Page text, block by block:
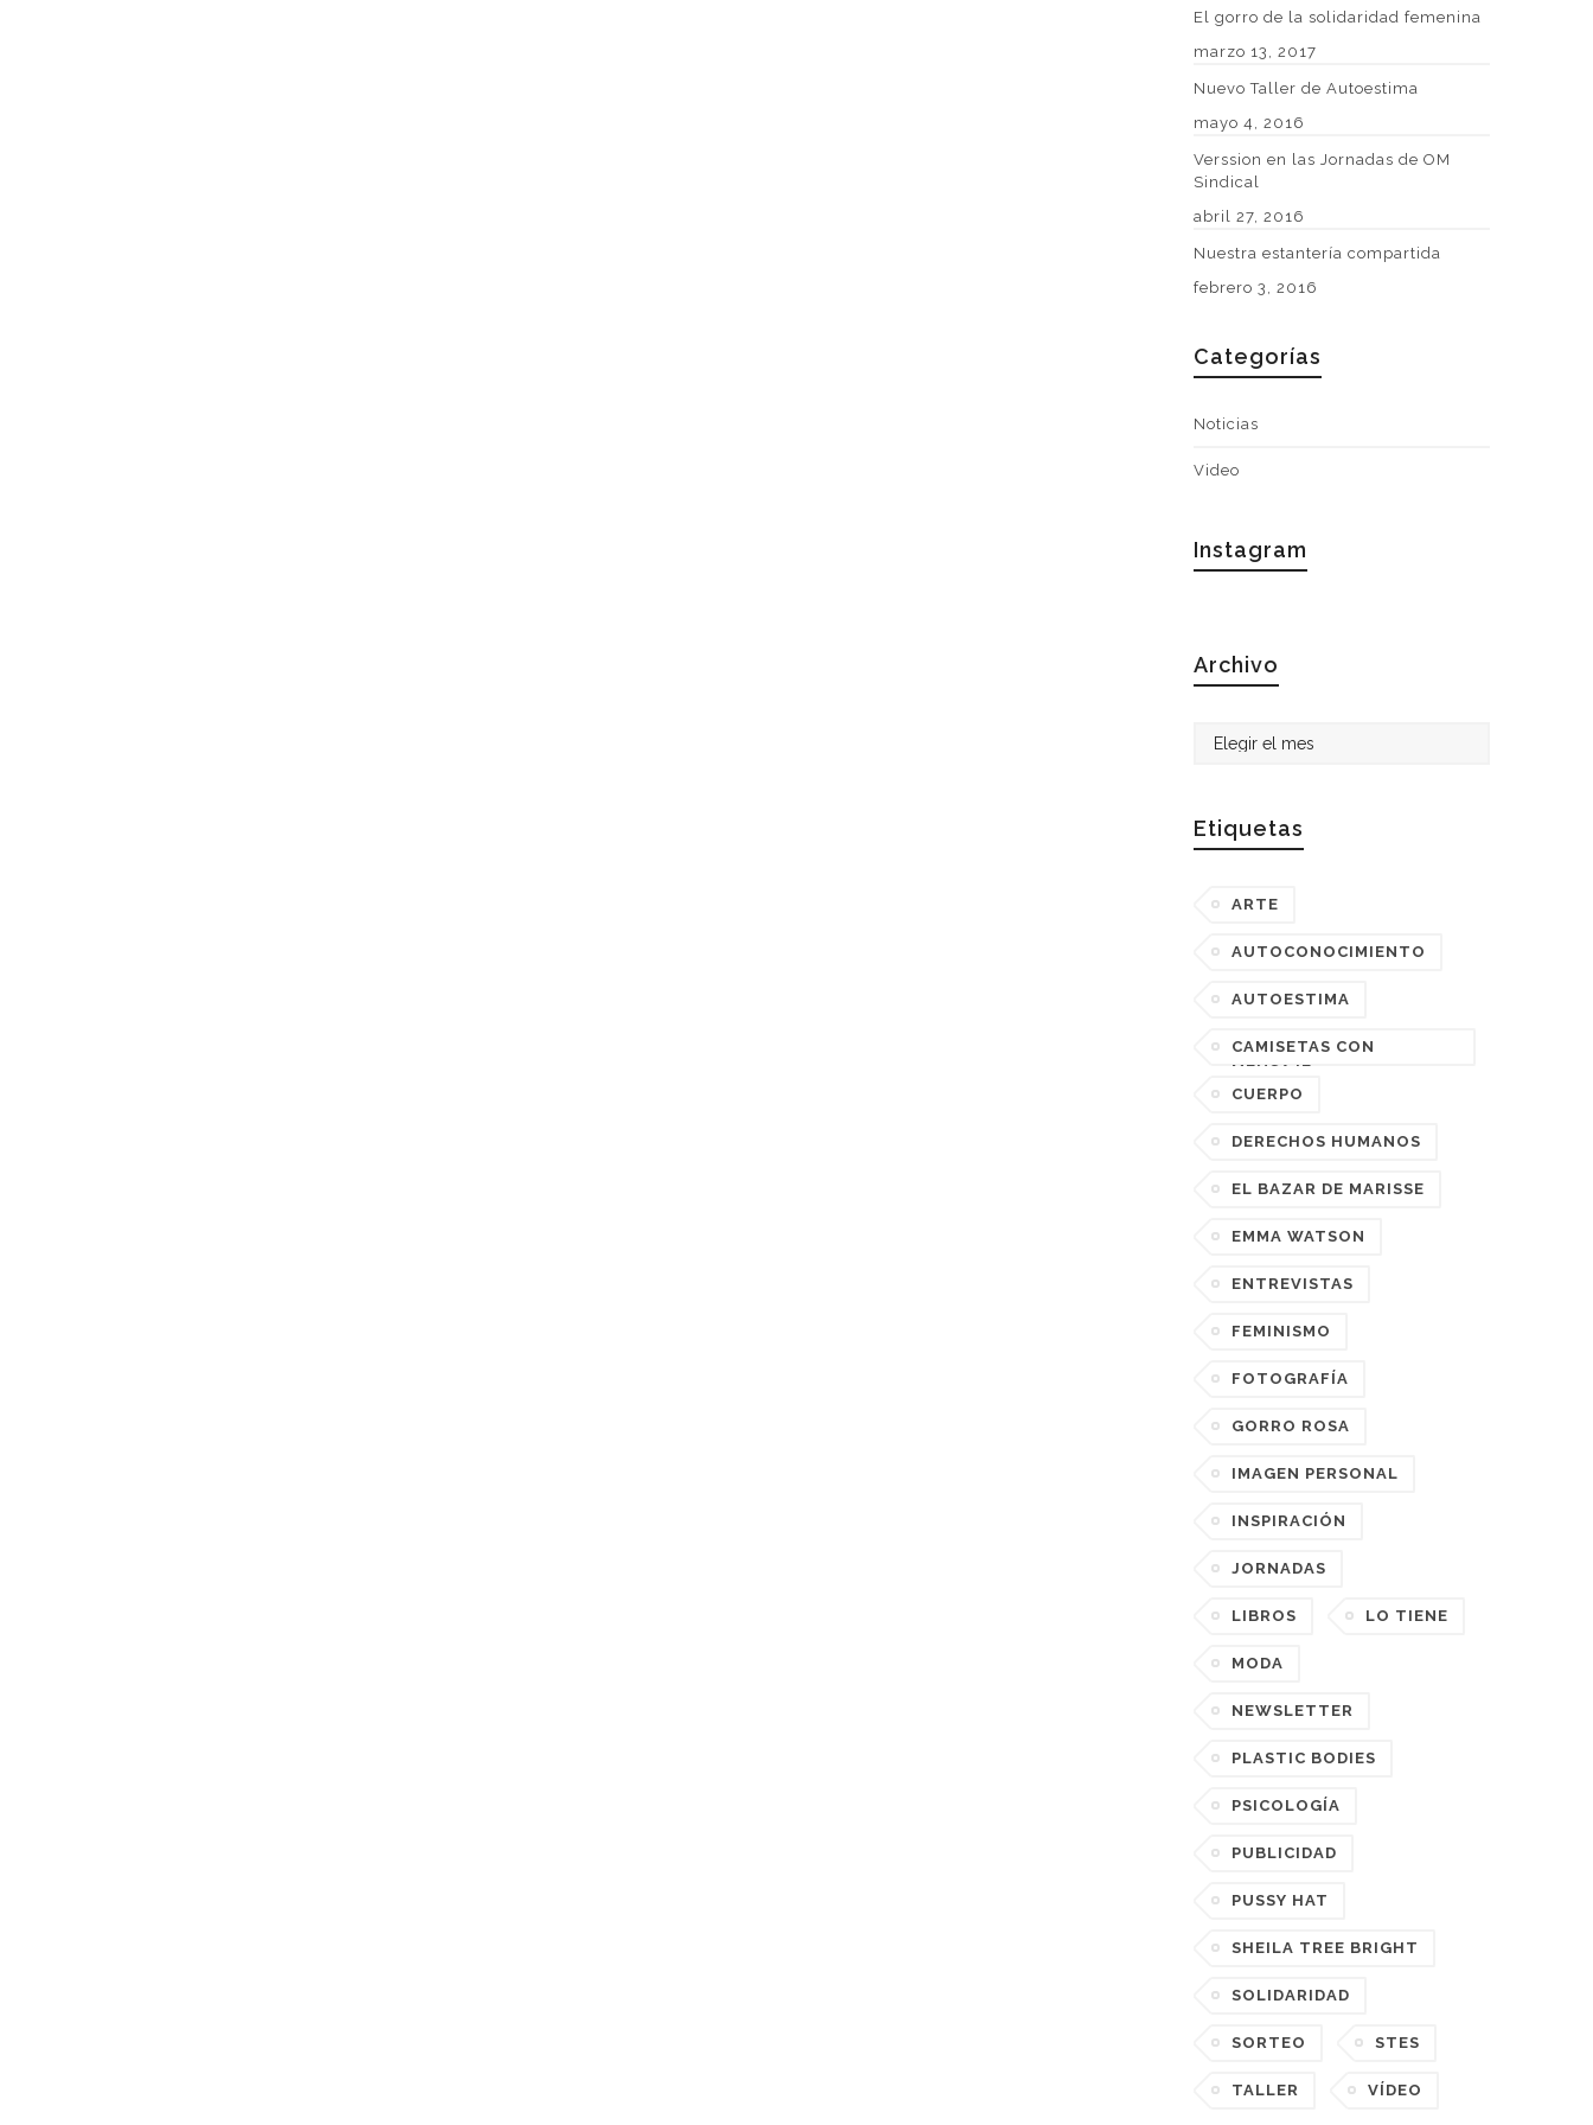
El gorro de la solidaridad femenina
marzo 13, 2017
Nuevo Taller de Autoestima
mayo 4, 2016
Verssion en las Jornadas de OM
Sindical
abril 27, 2016
Nuestra estantería compartida
febrero 3, 2016
Categorías
Noticias
Video
Instagram
Archivo
Archivo
Etiquetas
ARTE
AUTOCONOCIMIENTO
AUTOESTIMA
CAMISETAS CON
MENSAJE
CUERPO
DERECHOS HUMANOS
EL BAZAR DE MARISSE
EMMA WATSON
ENTREVISTAS
FEMINISMO
FOTOGRAFÍA
GORRO ROSA
IMAGEN PERSONAL
INSPIRACIÓN
JORNADAS
LIBROS LO TIENE
MODA
NEWSLETTER
PLASTIC BODIES
PSICOLOGÍA
PUBLICIDAD
PUSSY HAT
SHEILA TREE BRIGHT
SOLIDARIDAD
SORTEO STES
TALLER VÍDEO